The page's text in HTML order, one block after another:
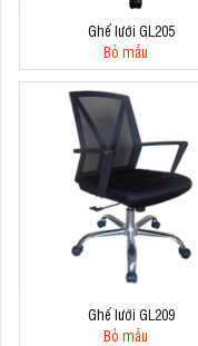
Ghế lưới GL205
Bỏ mẫu
Ghế lưới GL209
Bỏ mẫu